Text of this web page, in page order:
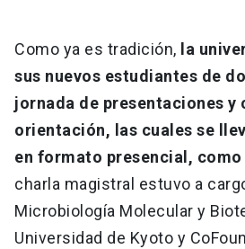
Como ya es tradición, la
sus nuevos estudiantes de
jornada de presentaciones y
orientación, las cuales se
en formato presencial,
charla magistral estuvo a
Microbiología Molecular y
Universidad de Kyoto y